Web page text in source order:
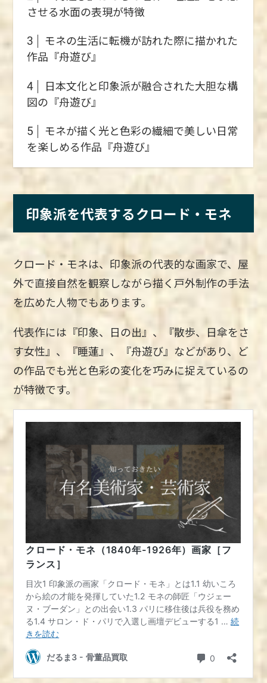
させる水面の表現が特徴
3
モネの生活に転機が訪れた際に描かれた
作品『舟遊び』
4
日本文化と印象派が融合された大胆な構
図の『舟遊び』
5
モネが描く光と色彩の繊細で美しい日常
を楽しめる作品『舟遊び』
印象派を代表するクロード・モネ
クロード・モネは、印象派の代表的な画家で、屋
外で直接自然を観察しながら描く戸外制作の手法
を広めた人物でもあります。
代表作には『印象、日の出』、『散歩、日傘をさ
す女性』、『睡蓮』、『舟遊び』などがあり、ど
の作品でも光と色彩の変化を巧みに捉えているの
が特徴です。